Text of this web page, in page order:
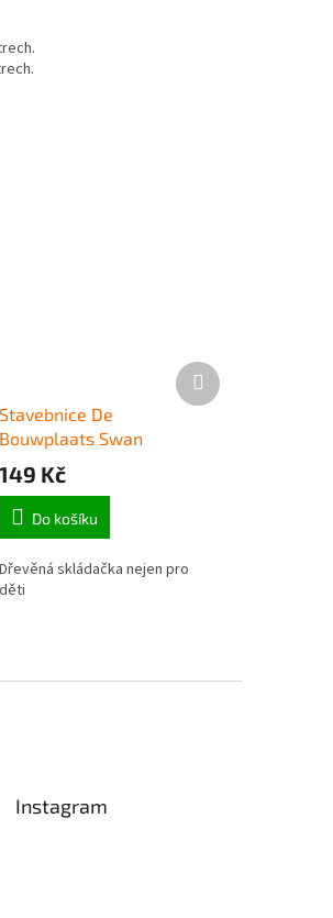
Stavebnice De
Bouwplaats Swan
149 Kč
Do košíku
Dřevěná skládačka nejen pro
děti
Další
produkt
Instagram